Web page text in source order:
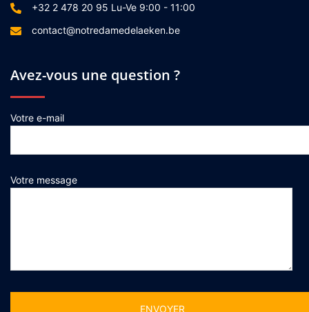
+32 2 478 20 95 Lu-Ve 9:00 - 11:00
contact@notredamedelaeken.be
Avez-vous une question ?
Votre e-mail
Votre message